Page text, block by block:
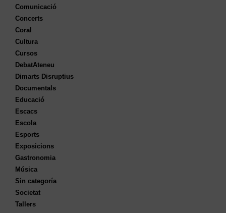
Comunicació
Concerts
Coral
Cultura
Cursos
DebatAteneu
Dimarts Disruptius
Documentals
Educació
Escacs
Escola
Esports
Exposicions
Gastronomia
Música
Sin categoría
Societat
Tallers